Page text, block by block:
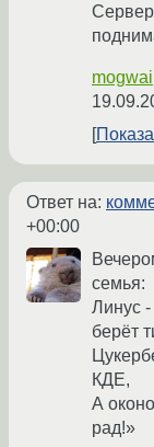
mogwai
Ответ на:
+00:00
семья:
Линус -
берёт
КДЕ,
А
рад!»